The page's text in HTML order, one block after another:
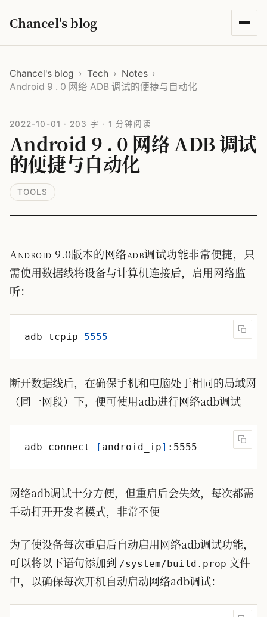
Chancel's blog
Chancel's blog › Tech › Notes ›
Android 9 . 0 网络 ADB 调试的便捷与自动化
2022-10-01 · 203 字 · 1 分钟阅读
Android 9 . 0 网络 ADB 调试
的便捷与自动化
TOOLS
Android 9.0版本的网络adb调试功能非常便捷，只
需使用数据线将设备与计算机连接后，启用网络监
听：
adb tcpip 5555
断开数据线后，在确保手机和电脑处于相同的局域网
（同一网段）下，便可使用adb进行网络adb调试
adb connect [ android_ip]
网络adb调试十分方便，但重启后会失效，每次都需
手动打开开发者模式，非常不便
为了使设备每次重启后自动启用网络adb调试功能，
可以将以下语句添加到 /system/build.prop 文件
中，以确保每次开机自动启动网络adb调试：